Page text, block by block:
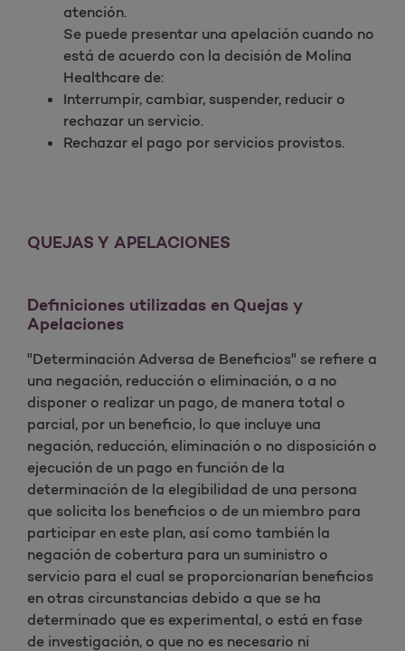
atención.
Se puede presentar una apelación cuando no
está de acuerdo con la decisión de Molina
Healthcare de:
Interrumpir, cambiar, suspender, reducir o
rechazar un servicio.
Rechazar el pago por servicios provistos.
QUEJAS Y APELACIONES
Definiciones utilizadas en Quejas y
Apelaciones
"Determinación Adversa de Beneficios" se refiere a
una negación, reducción o eliminación, o a no
disponer o realizar un pago, de manera total o
parcial, por un beneficio, lo que incluye una
negación, reducción, eliminación o no disposición o
ejecución de un pago en función de la
determinación de la elegibilidad de una persona
que solicita los beneficios o de un miembro para
participar en este plan, así como también la
negación de cobertura para un suministro o
servicio para el cual se proporcionarían beneficios
en otras circunstancias debido a que se ha
determinado que es experimental, o está en fase
de investigación, o que no es necesario ni